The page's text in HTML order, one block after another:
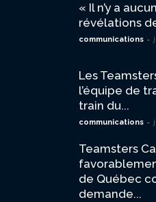
« Il n’y a
révélations
communications -
Les
l’équipe de
train du...
communications -
Teamsters
de Québec
demande...